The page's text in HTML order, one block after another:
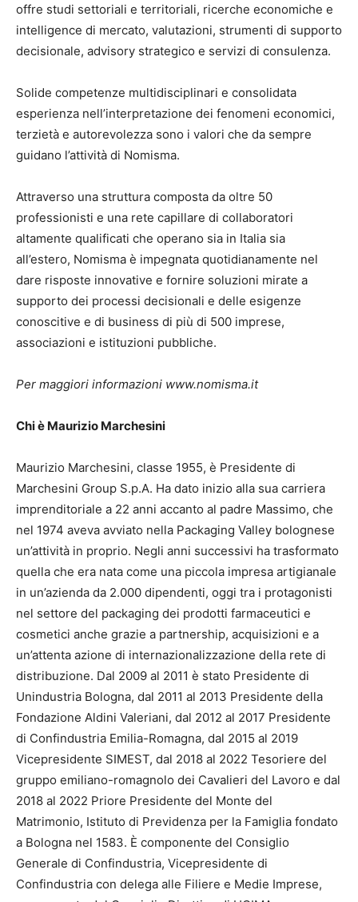
offre studi settoriali e territoriali, ricerche economiche e
intelligence di mercato, valutazioni, strumenti di supporto
decisionale, advisory strategico e servizi di consulenza.
Solide competenze multidisciplinari e consolidata
esperienza nell’interpretazione dei fenomeni economici,
terzietà e autorevolezza sono i valori che da sempre
guidano l’attività di Nomisma.
Attraverso una struttura composta da oltre 50
professionisti e una rete capillare di collaboratori
altamente qualificati che operano sia in Italia sia
all’estero, Nomisma è impegnata quotidianamente nel
dare risposte innovative e fornire soluzioni mirate a
supporto dei processi decisionali e delle esigenze
conoscitive e di business di più di 500 imprese,
associazioni e istituzioni pubbliche.
Per maggiori informazioni www.nomisma.it
Chi è Maurizio Marchesini
Maurizio Marchesini, classe 1955, è Presidente di
Marchesini Group S.p.A. Ha dato inizio alla sua carriera
imprenditoriale a 22 anni accanto al padre Massimo, che
nel 1974 aveva avviato nella Packaging Valley bolognese
un’attività in proprio. Negli anni successivi ha trasformato
quella che era nata come una piccola impresa artigianale
in un’azienda da 2.000 dipendenti, oggi tra i protagonisti
nel settore del packaging dei prodotti farmaceutici e
cosmetici anche grazie a partnership, acquisizioni e a
un’attenta azione di internazionalizzazione della rete di
distribuzione. Dal 2009 al 2011 è stato Presidente di
Unindustria Bologna, dal 2011 al 2013 Presidente della
Fondazione Aldini Valeriani, dal 2012 al 2017 Presidente
di Confindustria Emilia-Romagna, dal 2015 al 2019
Vicepresidente SIMEST, dal 2018 al 2022 Tesoriere del
gruppo emiliano-romagnolo dei Cavalieri del Lavoro e dal
2018 al 2022 Priore Presidente del Monte del
Matrimonio, Istituto di Previdenza per la Famiglia fondato
a Bologna nel 1583. È componente del Consiglio
Generale di Confindustria, Vicepresidente di
Confindustria con delega alle Filiere e Medie Imprese,